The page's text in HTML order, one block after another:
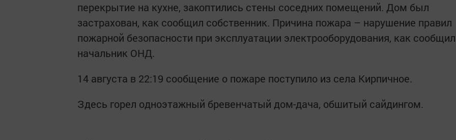
перекрытие на кухне, закоптились стены соседних помещений. Дом был
застрахован, как сообщил собственник. Причина пожара – нарушение правил
пожарной безопасности при эксплуатации электрооборудования, как сообщил
начальник ОНД.
14 августа в 22:19 сообщение о пожаре поступило из села Кирпичное.
Здесь горел одноэтажный бревенчатый дом-дача, обшитый сайдингом.